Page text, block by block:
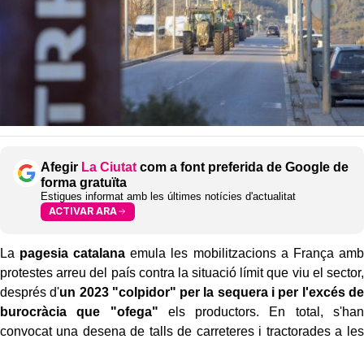
Afegir La Ciutat com a font preferida de Google de
forma gratuïta
Estigues informat amb les últimes notícies d'actualitat
ACTIVAR ARA
La pagesia catalana emula les mobilitzacions a França amb
protestes arreu del país contra la situació límit que viu el sector,
després d'un 2023 "colpidor" per la sequera i per l'excés de
burocràcia que "ofega" els productors. En total, s'han
convocat una desena de talls de carreteres i tractorades a les